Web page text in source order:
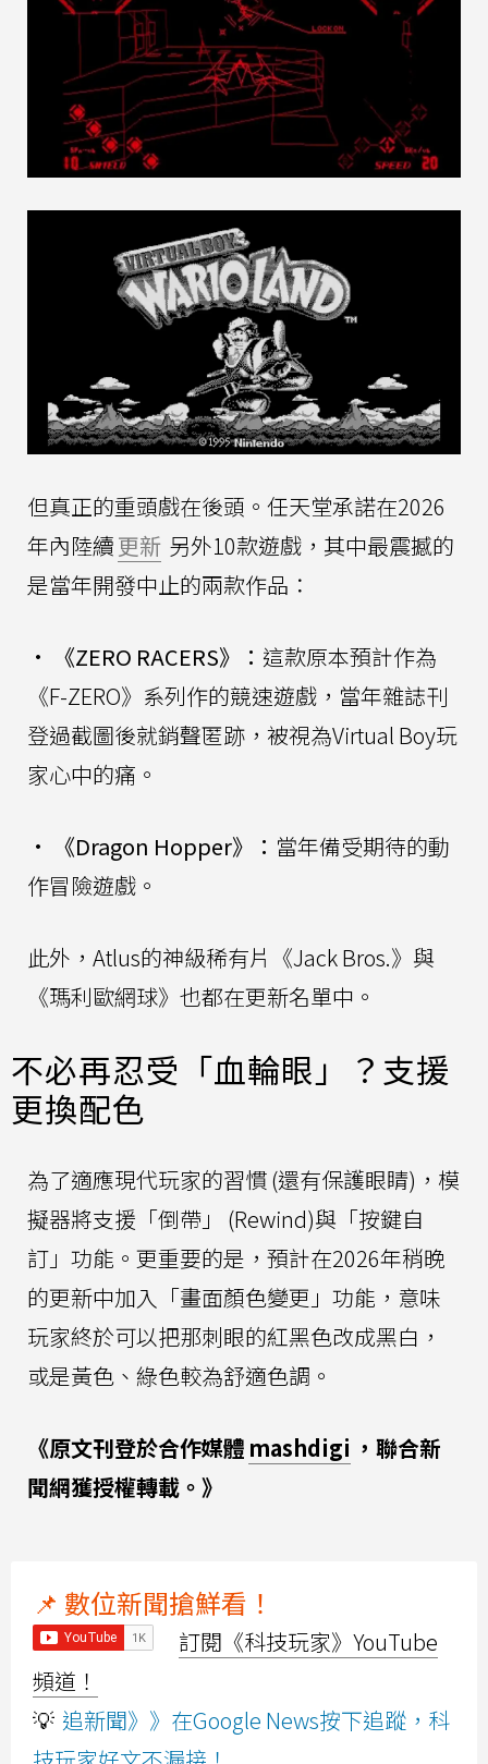
但真正的重頭戲在後頭。任天堂承諾在2026
年內陸續更新 另外10款遊戲，其中最震撼的
是當年開發中止的兩款作品：
• 《ZERO RACERS》： 這款原本預計作為
《F-ZERO》系列作的競速遊戲，當年雜誌刊
登過截圖後就銷聲匿跡，被視為Virtual Boy玩
家心中的痛。
• 《Dragon Hopper》： 當年備受期待的動
作冒險遊戲。
此外，Atlus的神級稀有片《Jack Bros.》與
《瑪利歐網球》也都在更新名單中。
不必再忍受「血輪眼」？支援
更換配色
為了適應現代玩家的習慣 (還有保護眼睛)，模
擬器將支援「倒帶」 (Rewind)與「按鍵自
訂」功能。更重要的是，預計在2026年稍晚
的更新中加入「畫面顏色變更」功能，意味
玩家終於可以把那刺眼的紅黑色改成黑白，
或是黃色、綠色較為舒適色調。
《原文刊登於合作媒體 mashdigi ，聯合新
聞網獲授權轉載。》
📌 數位新聞搶鮮看！
訂閱《科技玩家》YouTube
頻道！
💡 追新聞》》在Google News按下追蹤，科